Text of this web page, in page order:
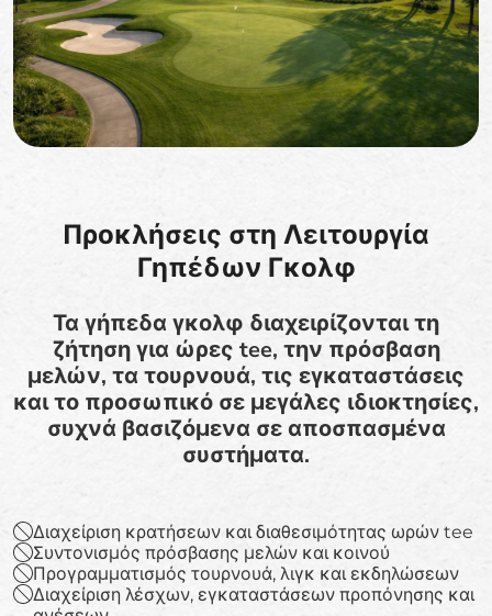
Προκλήσεις στη Λειτουργία
Γηπέδων Γκολφ
Τα γήπεδα γκολφ διαχειρίζονται τη
ζήτηση για ώρες tee, την πρόσβαση
μελών, τα τουρνουά, τις εγκαταστάσεις
και το προσωπικό σε μεγάλες ιδιοκτησίες,
συχνά βασιζόμενα σε αποσπασμένα
συστήματα.
Διαχείριση κρατήσεων και διαθεσιμότητας ωρών tee
Συντονισμός πρόσβασης μελών και κοινού
Προγραμματισμός τουρνουά, λιγκ και εκδηλώσεων
Διαχείριση λέσχων, εγκαταστάσεων προπόνησης και